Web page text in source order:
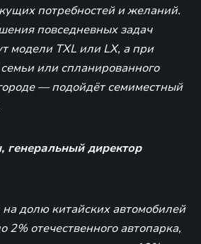
потребностей и желаний.
повседневных задач
модели TXL или LХ, а при
или спланированного
— подойдёт семиместный
генеральный директор
на долю китайских автомобилей
2% отечественного автопарка,